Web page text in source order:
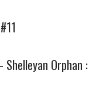
Shelleyan Orphan :